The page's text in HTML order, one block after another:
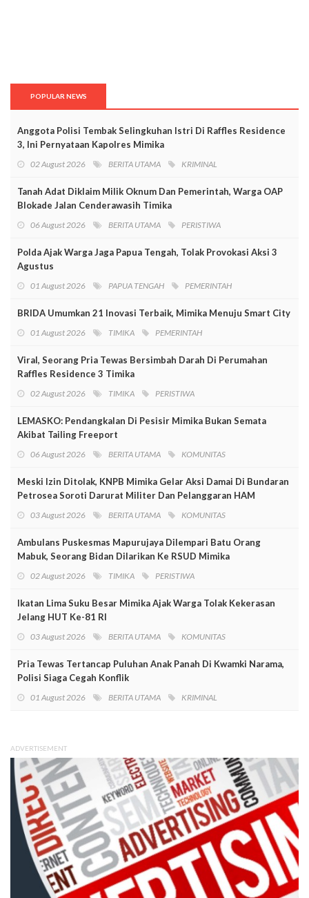
POPULAR NEWS
Anggota Polisi Tembak Selingkuhan Istri Di Raffles Residence
3, Ini Pernyataan Kapolres Mimika
02 August 2026 BERITA UTAMA KRIMINAL
Tanah Adat Diklaim Milik Oknum Dan Pemerintah, Warga OAP
Blokade Jalan Cenderawasih Timika
06 August 2026 BERITA UTAMA PERISTIWA
Polda Ajak Warga Jaga Papua Tengah, Tolak Provokasi Aksi 3
Agustus
01 August 2026 PAPUA TENGAH PEMERINTAH
BRIDA Umumkan 21 Inovasi Terbaik, Mimika Menuju Smart City
01 August 2026 TIMIKA PEMERINTAH
Viral, Seorang Pria Tewas Bersimbah Darah Di Perumahan
Raffles Residence 3 Timika
02 August 2026 TIMIKA PERISTIWA
LEMASKO: Pendangkalan Di Pesisir Mimika Bukan Semata
Akibat Tailing Freeport
06 August 2026 BERITA UTAMA KOMUNITAS
Meski Izin Ditolak, KNPB Mimika Gelar Aksi Damai Di Bundaran
Petrosea Soroti Darurat Militer Dan Pelanggaran HAM
03 August 2026 BERITA UTAMA KOMUNITAS
Ambulans Puskesmas Mapurujaya Dilempari Batu Orang
Mabuk, Seorang Bidan Dilarikan Ke RSUD Mimika
02 August 2026 TIMIKA PERISTIWA
Ikatan Lima Suku Besar Mimika Ajak Warga Tolak Kekerasan
Jelang HUT Ke-81 RI
03 August 2026 BERITA UTAMA KOMUNITAS
Pria Tewas Tertancap Puluhan Anak Panah Di Kwamki Narama,
Polisi Siaga Cegah Konflik
01 August 2026 BERITA UTAMA KRIMINAL
ADVERTISEMENT